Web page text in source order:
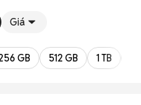
Giá
GB 512 GB 1 TB